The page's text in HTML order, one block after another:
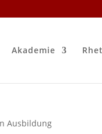
Akademie
Ausbildung